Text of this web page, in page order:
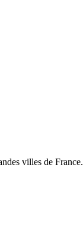
villes de France.